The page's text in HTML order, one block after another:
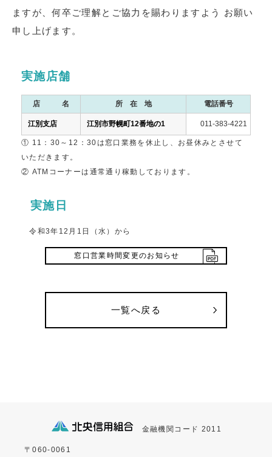
ますが、何卒ご理解とご協力を賜わりますよう お願い
申し上げます。
実施店舗
店 名 所 在 地 電話番号
江別支店 江別市野幌町12番地の1 011-383-4221
① 11：30～12：30は窓口業務を休止し、お昼休みとさせて
いただきます。
② ATMコーナーは通常通り稼動しております。
実施日
令和3年12月1日（水）から
窓口営業時間変更のお知らせ
一覧へ戻る
金融機関コード 2011
〒060-0061